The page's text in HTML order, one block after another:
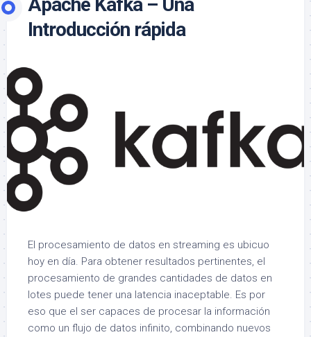
Introducción rápida
El procesamiento de datos en streaming es ubicuo
hoy en día. Para obtener resultados pertinentes, el
procesamiento de grandes cantidades de datos en
lotes puede tener una latencia inaceptable. Es por
eso que el ser capaces de procesar la información
como un flujo de datos infinito, combinando nuevos